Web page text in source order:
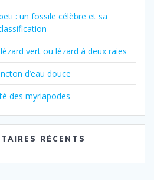
: un fossile célèbre et sa
vert ou lézard à deux raies
d’eau douce
des myriapodes
RÉCENTS